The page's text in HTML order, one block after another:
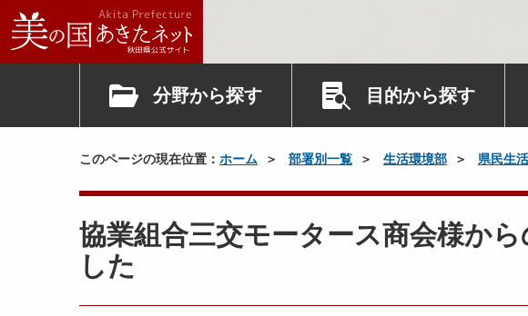
分野から探す 目的から探す
このページの現在位置： ホーム 部署別一覧 生活環境部 県民生
協業組合三交モータース商会様か
した